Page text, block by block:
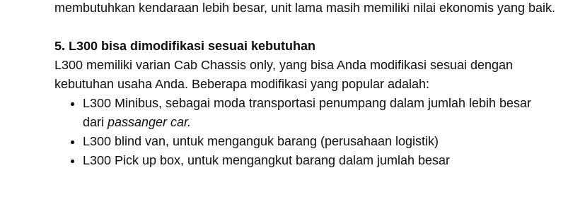
membutuhkan kendaraan lebih besar, unit lama masih memiliki nilai ekonomis yang baik.
5. L300 bisa dimodifikasi sesuai kebutuhan
L300 memiliki varian Cab Chassis only, yang bisa Anda modifikasi sesuai dengan
kebutuhan usaha Anda. Beberapa modifikasi yang popular adalah:
L300 Minibus, sebagai moda transportasi penumpang dalam jumlah lebih besar
dari passanger car.
L300 blind van, untuk menganguk barang (perusahaan logistik)
L300 Pick up box, untuk mengangkut barang dalam jumlah besar